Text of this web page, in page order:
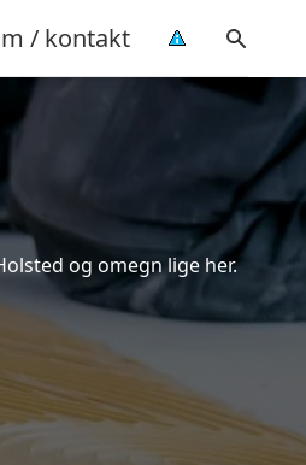
/ kontakt
og omegn lige her.